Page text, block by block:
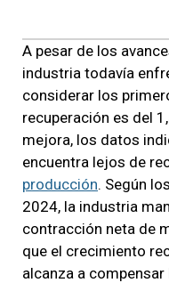
A pesar de los
industria todavía
considerar los
recuperación es del
mejora, los datos
encuentra lejos de
producción. Según
2024, la industria
contracción neta de
que el crecimiento
alcanza a